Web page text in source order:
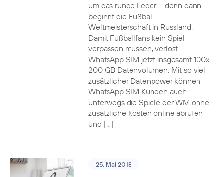
um das runde Leder – denn dann
beginnt die Fußball-
Weltmeisterschaft in Russland.
Damit Fußballfans kein Spiel
verpassen müssen, verlost
WhatsApp SIM jetzt insgesamt 100x
200 GB Datenvolumen. Mit so viel
zusätzlicher Datenpower können
WhatsApp SIM Kunden auch
unterwegs die Spiele der WM ohne
zusätzliche Kosten online abrufen
und […]
25. Mai 2018